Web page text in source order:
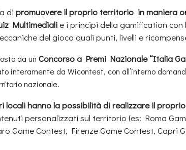
di promuovere il proprio territorio in maniera
Multimedialie i principi della gamification con
del gioco quali punti, livelli e
da un Concorso a Premi Nazionale “Italia
interamente da Wicontest, con all’interno
nazionale.
locali hanno la possibilità di realizzare il
personalizzati sul territorio (es: Roma
Game Contest, Firenze Game Contest, Capri